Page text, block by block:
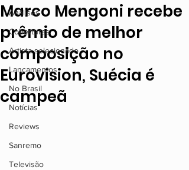
Análises
Coberturas
Artista selecionado
Lançamentos
No Brasil
Notícias
Reviews
Sanremo
Televisão
Marco Mengoni recebe
prêmio de melhor
composição no
Eurovision, Suécia é
campeã